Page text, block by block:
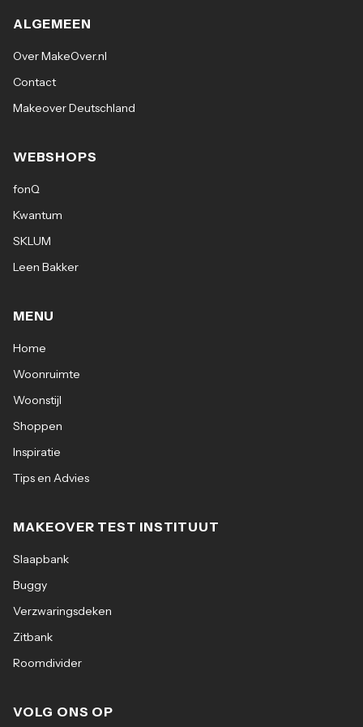
Materiaal: Bekleed met zacht imitatiebont en
metalen poten
Hoogte: 73 cm
ALGEMEEN
Over MakeOver.nl
Contact
Makeover Deutschland
WEBSHOPS
fonQ
Kwantum
SKLUM
Leen Bakker
MENU
Home
Woonruimte
Woonstijl
Shoppen
Inspiratie
Tips en Advies
MAKEOVER TEST INSTITUUT
Slaapbank
Buggy
Verzwaringsdeken
Zitbank
Roomdivider
VOLG ONS OP